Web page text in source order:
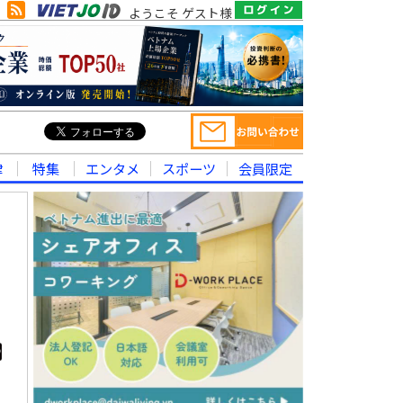
ようこそ ゲスト様
特集 エンタメ スポーツ 会員限定